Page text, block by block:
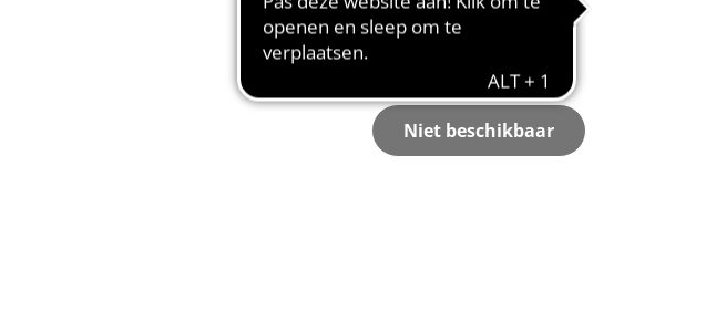
Niet beschikbaar